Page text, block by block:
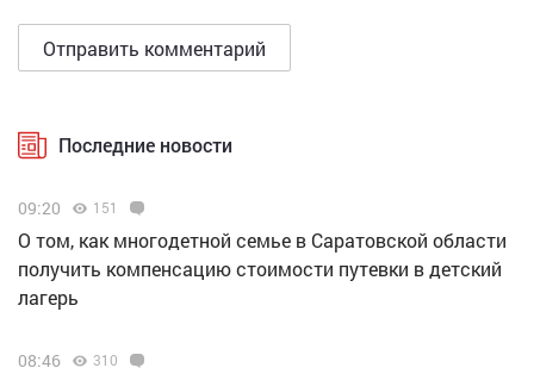
Последние новости
09:20 151
О том, как многодетной семье в Саратовской области
получить компенсацию стоимости путевки в детский
лагерь
08:46 310